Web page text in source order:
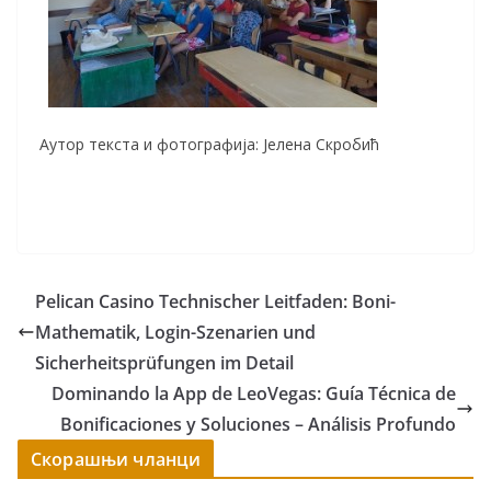
Аутор текста и фотографија: Јелена Скробић
Pelican Casino Technischer Leitfaden: Boni-
Mathematik, Login-Szenarien und
Sicherheitsprüfungen im Detail
Dominando la App de LeoVegas: Guía Técnica de
Bonificaciones y Soluciones – Análisis Profundo
Скорашњи чланци